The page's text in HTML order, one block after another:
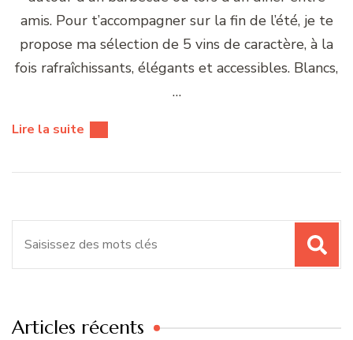
amis. Pour t’accompagner sur la fin de l’été, je te
propose ma sélection de 5 vins de caractère, à la
fois rafraîchissants, élégants et accessibles. Blancs,
…
Lire la suite
Articles récents